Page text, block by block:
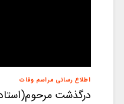
اطلاع رسانی مراسم وفات
درگذشت